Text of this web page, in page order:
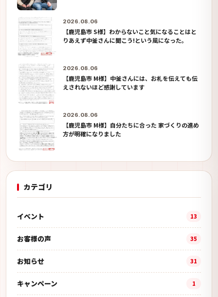
2026.08.06
【鹿児島市 S様】わからないこと気になることはと
りあえず中釜さんに聞こう!という風になった。
2026.08.06
【鹿児島市 M様】中釜さんには、お札を伝えても伝
えされないほど感謝しています
2026.08.06
【鹿児島市 M様】自分たちに合った 家づくりの進め
方が明確になりました
カテゴリ
イベント 13
お客様の声 35
お知らせ 31
キャンペーン 1